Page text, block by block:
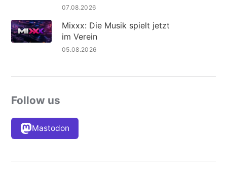
07.08.2026
Mixxx: Die Musik spielt jetzt
im Verein
05.08.2026
Follow us
Mastodon